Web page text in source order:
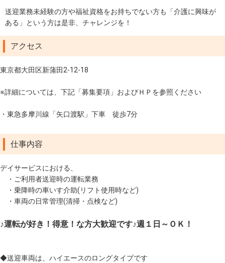
送迎業務未経験の方や福祉資格をお持ちでない方も「介護に興味が
ある」という方は是非、チャレンジを！
アクセス
東京都大田区新蒲田2-12-18
※詳細については、下記「募集要項」およびＨＰを参照ください
・東急多摩川線「矢口渡駅」下車 徒歩7分
仕事内容
デイサービスにおける、
・ご利用者送迎時の運転業務
・乗降時の車いす介助(リフト使用時など)
・車両の日常管理(清掃・点検など)
♪運転が好き！得意！な方大歓迎です♪週１日～ＯＫ！
◆送迎車両は、ハイエースのロングタイプです